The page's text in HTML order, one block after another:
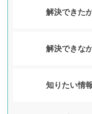
解決できた
解決できな
知りたい情